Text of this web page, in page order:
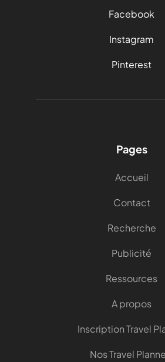
Facebook
Instagram
Pinterest
Pages
Accueil
Contact
Recherche
Publicité
Ressources
A propos
Inscription Travel
Nos Travel